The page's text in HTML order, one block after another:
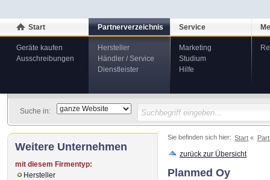
Start
Geräte kaufen
Ausschreibungen
Partnerverzeichnis
Hersteller
Händler / Service
Dienstleister
Service
Marketing
Studium
Hilfe
Suche in:
Sie befinden sich hier: Start
zurück zur Übersicht
Planmed Oy
Weitere Unternehmen
mit diesem Firmentyp:
Hersteller